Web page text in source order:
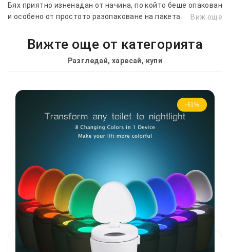
Бях приятно изненадан от начина, по който беше опакован
и особено от простото разопаковане на пакета.
лента.
Виж още
Вижте още от категорията
Разгледай, харесай, купи
-61%